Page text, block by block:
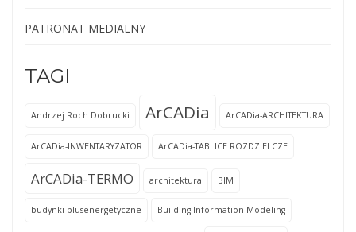
PATRONAT MEDIALNY
TAGI
Andrzej Roch Dobrucki ArCADia ArCADia-ARCHITEKTURA
ArCADia-INWENTARYZATOR ArCADia-TABLICE ROZDZIELCZE
ArCADia-TERMO architektura BIM
budynki plusenergetyczne Building Information Modeling